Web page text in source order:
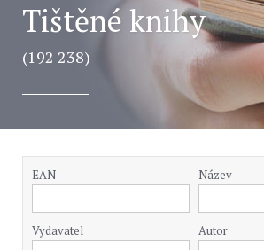
Tištěné knihy
(192 238)
EAN Název
Vydavatel Autor